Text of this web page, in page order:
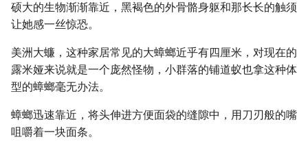
硕大的生物渐渐靠近，黑褐色的外骨骼身躯和那长长的触须
让她感一丝惊恐。
美洲大蠊，这种家居常见的大蟑螂近乎有四厘米，对现在的
露米娅来说就是一个庞然怪物，小群落的铺道蚁也拿这种体
型的蟑螂毫无办法。
蟑螂迅速靠近，将头伸进方便面袋的缝隙中，用刀刃般的嘴
咀嚼着一块面条。